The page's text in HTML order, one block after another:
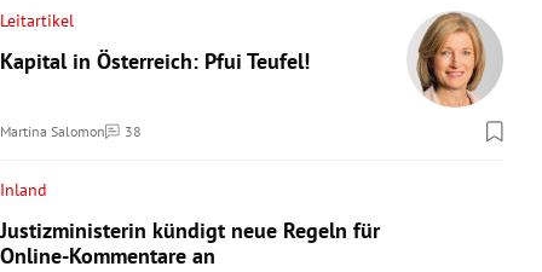
Leitartikel
Kapital in Österreich: Pfui Teufel!
Martina Salomon 38
Kommentare
Inland
Justizministerin kündigt neue Regeln für
Online-Kommentare an